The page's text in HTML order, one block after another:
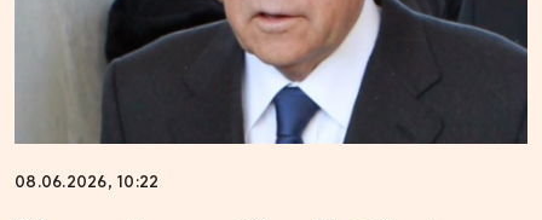
08.06.2026, 10:22